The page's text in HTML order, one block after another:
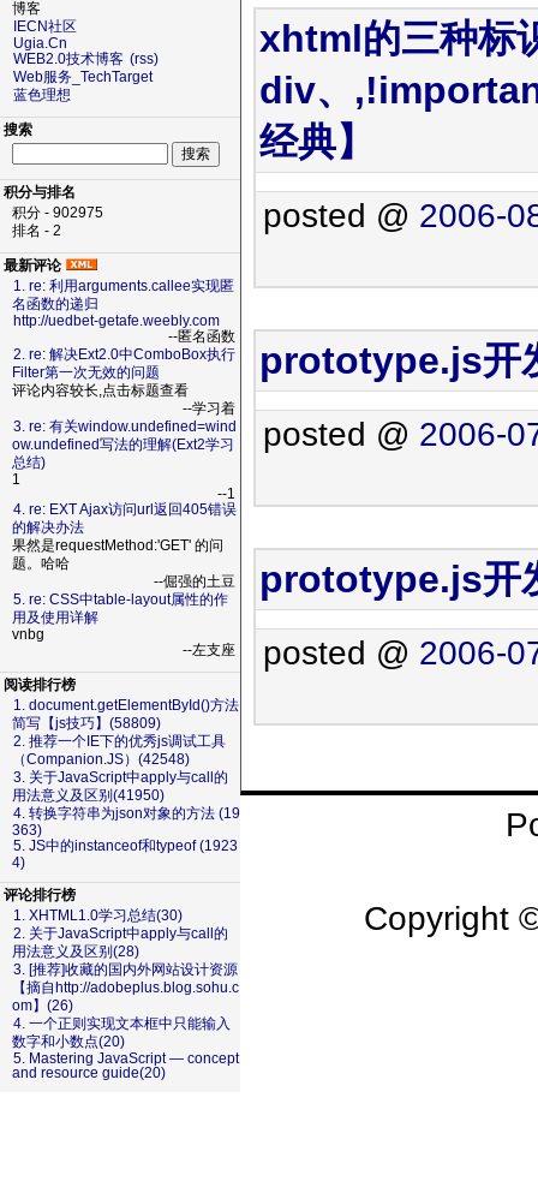
博客
IECN社区
Ugia.Cn
WEB2.0技术博客 (rss)
Web服务_TechTarget
蓝色理想
搜索
积分与排名
积分 - 902975
排名 - 2
最新评论
1. re: 利用arguments.callee实现匿
名函数的递归
http://uedbet-getafe.weebly.com
--匿名函数
2. re: 解决Ext2.0中ComboBox执行
Filter第一次无效的问题
评论内容较长,点击标题查看
--学习着
3. re: 有关window.undefined=wind
ow.undefined写法的理解(Ext2学习
总结)
1
--1
4. re: EXT Ajax访问url返回405错误
的解决办法
果然是requestMethod:'GET' 的问
题。哈哈
--倔强的土豆
5. re: CSS中table-layout属性的作
用及使用详解
vnbg
--左支座
阅读排行榜
1. document.getElementById()方法
简写【js技巧】(58809)
2. 推荐一个IE下的优秀js调试工具
（Companion.JS）(42548)
3. 关于JavaScript中apply与call的
用法意义及区别(41950)
4. 转换字符串为json对象的方法 (19
363)
5. JS中的instanceof和typeof (1923
4)
评论排行榜
1. XHTML1.0学习总结(30)
2. 关于JavaScript中apply与call的
用法意义及区别(28)
3. [推荐]收藏的国内外网站设计资源
【摘自http://adobeplus.blog.sohu.c
om】(26)
4. 一个正则实现文本框中只能输入
数字和小数点(20)
5. Mastering JavaScript — concept
and resource guide(20)
xhtml的三种标
div、
经典】
posted @ 2006-
prototype.js开
posted @ 2006-
prototype.js开
posted @ 2006-
Copyright
51La